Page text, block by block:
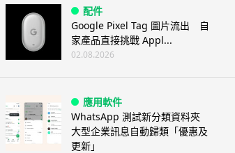
配件
Google Pixel Tag 圖片流出 自
家產品直接挑戰 Appl...
02.08.2026
應用軟件
WhatsApp 測試新分類資料夾
大型企業訊息自動歸類「優惠及
更新」